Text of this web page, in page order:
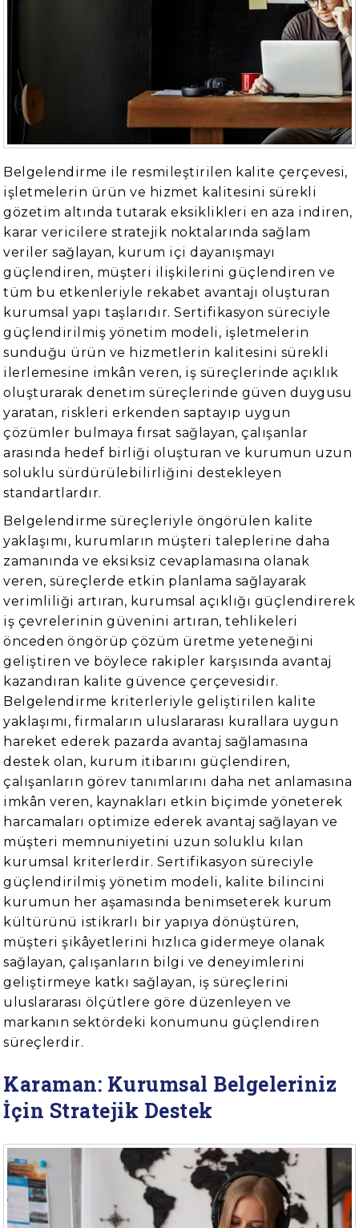
Belgelendirme ile resmileştirilen kalite çerçevesi,
işletmelerin ürün ve hizmet kalitesini sürekli
gözetim altında tutarak eksiklikleri en aza indiren,
karar vericilere stratejik noktalarında sağlam
veriler sağlayan, kurum içi dayanışmayı
güçlendiren, müşteri ilişkilerini güçlendiren ve
tüm bu etkenleriyle rekabet avantajı oluşturan
kurumsal yapı taşlarıdır. Sertifikasyon süreciyle
güçlendirilmiş yönetim modeli, işletmelerin
sunduğu ürün ve hizmetlerin kalitesini sürekli
ilerlemesine imkân veren, iş süreçlerinde açıklık
oluşturarak denetim süreçlerinde güven duygusu
yaratan, riskleri erkenden saptayıp uygun
çözümler bulmaya fırsat sağlayan, çalışanlar
arasında hedef birliği oluşturan ve kurumun uzun
soluklu sürdürülebilirliğini destekleyen
standartlardır.
Belgelendirme süreçleriyle öngörülen kalite
yaklaşımı, kurumların müşteri taleplerine daha
zamanında ve eksiksiz cevaplamasına olanak
veren, süreçlerde etkin planlama sağlayarak
verimliliği artıran, kurumsal açıklığı güçlendirerek
iş çevrelerinin güvenini artıran, tehlikeleri
önceden öngörüp çözüm üretme yeteneğini
geliştiren ve böylece rakipler karşısında avantaj
kazandıran kalite güvence çerçevesidir.
Belgelendirme kriterleriyle geliştirilen kalite
yaklaşımı, firmaların uluslararası kurallara uygun
hareket ederek pazarda avantaj sağlamasına
destek olan, kurum itibarını güçlendiren,
çalışanların görev tanımlarını daha net anlamasına
imkân veren, kaynakları etkin biçimde yöneterek
harcamaları optimize ederek avantaj sağlayan ve
müşteri memnuniyetini uzun soluklu kılan
kurumsal kriterlerdir. Sertifikasyon süreciyle
güçlendirilmiş yönetim modeli, kalite bilincini
kurumun her aşamasında benimseterek kurum
kültürünü istikrarlı bir yapıya dönüştüren,
müşteri şikâyetlerini hızlıca gidermeye olanak
sağlayan, çalışanların bilgi ve deneyimlerini
geliştirmeye katkı sağlayan, iş süreçlerini
uluslararası ölçütlere göre düzenleyen ve
markanın sektördeki konumunu güçlendiren
süreçlerdir.
Karaman: Kurumsal Belgeleriniz
İçin Stratejik Destek